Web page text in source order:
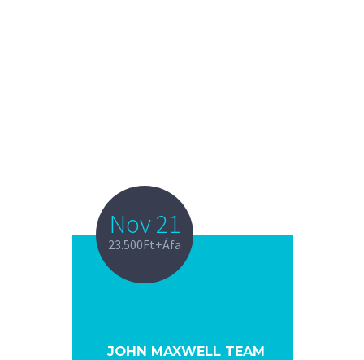
JOHN MAXWELL TEAM
Nov 21
23.500Ft+Áfa